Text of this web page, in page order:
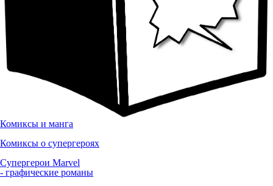
Комиксы и манга
Комиксы о супергероях
Супергерои Marvel
- графические романы